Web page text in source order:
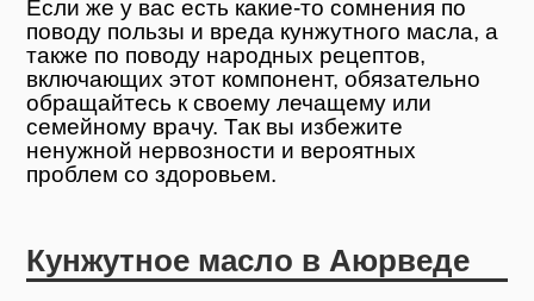
Если же у вас есть какие-то сомнения по
поводу пользы и вреда кунжутного масла, а
также по поводу народных рецептов,
включающих этот компонент, обязательно
обращайтесь к своему лечащему или
семейному врачу. Так вы избежите
ненужной нервозности и вероятных
проблем со здоровьем.
Кунжутное масло в Аюрведе